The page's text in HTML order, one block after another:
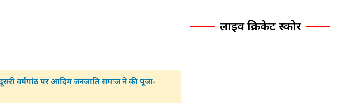
वर्षगांठ पर आदिम जनजाति समाज ने की पूजा-
लाइव क्रिकेट स्कोर